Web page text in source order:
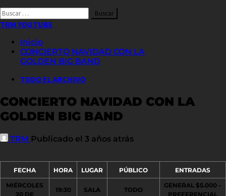
Buscar
por:
TRM YOUTUBE
Inicio
CONCIERTO NAVIDAD CON LA
GOLDEN BIG BAND
TODO EL ARCHIVO
CONCIERTO NAVIDAD CON LA
GOLDEN BIG BAND
TRM Publicado el 3 años atrás
FECHA HORA LUGAR PÚBLICO
ENTRADAS
MIÉRCOLES
20 DE
19:30
SALA
TODO
GENERAL $5.000 –
PREFERENCIAL